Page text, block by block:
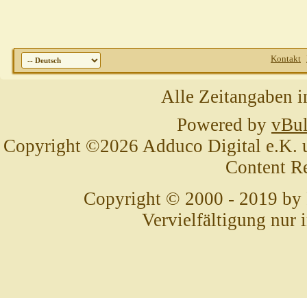
Kontakt
Alle Zeitangaben
Powered by
Copyright ©2026 Adduco Digital e.K.
Content
Copyright © 2000 - 2019 by
Vervielfältigung nur